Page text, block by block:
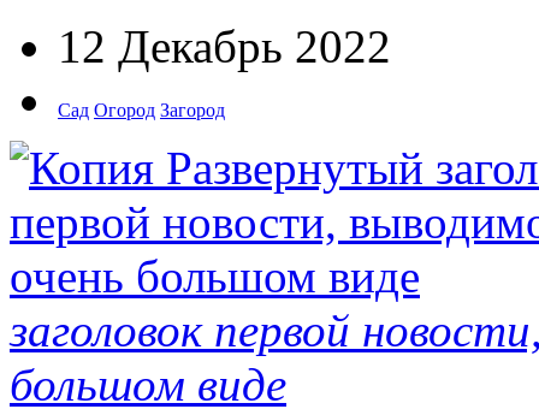
12 Декабрь 2022
Сад Огород Загород
заголовок первой
большом виде